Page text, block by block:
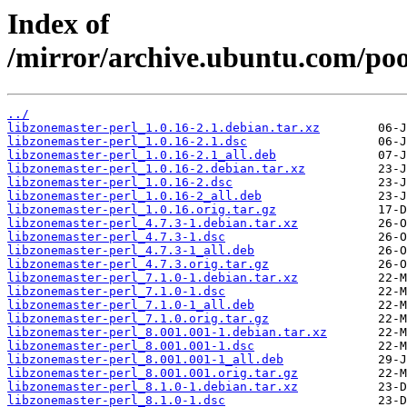
Index of
/mirror/archive.ubuntu.com/
../
libzonemaster-perl_1.0.16-2.1.debian.tar.xz
libzonemaster-perl_1.0.16-2.1.dsc
libzonemaster-perl_1.0.16-2.1_all.deb
libzonemaster-perl_1.0.16-2.debian.tar.xz
libzonemaster-perl_1.0.16-2.dsc
libzonemaster-perl_1.0.16-2_all.deb
libzonemaster-perl_1.0.16.orig.tar.gz
libzonemaster-perl_4.7.3-1.debian.tar.xz
libzonemaster-perl_4.7.3-1.dsc
libzonemaster-perl_4.7.3-1_all.deb
libzonemaster-perl_4.7.3.orig.tar.gz
libzonemaster-perl_7.1.0-1.debian.tar.xz
libzonemaster-perl_7.1.0-1.dsc
libzonemaster-perl_7.1.0-1_all.deb
libzonemaster-perl_7.1.0.orig.tar.gz
libzonemaster-perl_8.001.001-1.debian.tar.xz
libzonemaster-perl_8.001.001-1.dsc
libzonemaster-perl_8.001.001-1_all.deb
libzonemaster-perl_8.001.001.orig.tar.gz
libzonemaster-perl_8.1.0-1.debian.tar.xz
libzonemaster-perl_8.1.0-1.dsc